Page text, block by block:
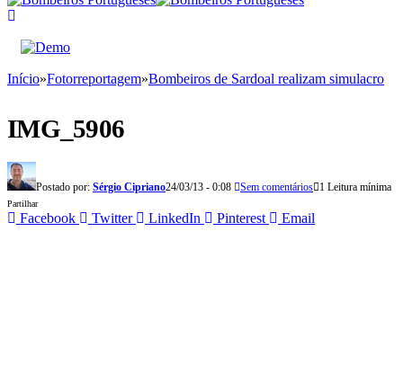
Início»Fotorreportagem»Bombeiros de Sardoal realizam simulacro
IMG_5906
Postado por: Sérgio Cipriano24/03/13 - 0:08 Sem comentários 1 Leitura mínima
Partilhar
Facebook Twitter LinkedIn Pinterest Email